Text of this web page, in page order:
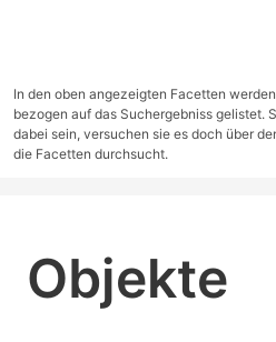
In den oben angezeigten Facetten
bezogen auf das Suchergebniss gelistet.
dabei sein, versuchen sie es doch über
die Facetten durchsucht.
Objekte